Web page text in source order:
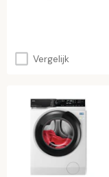
Vergelijk